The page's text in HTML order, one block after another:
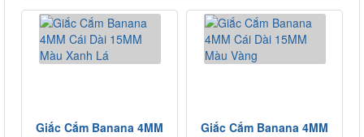
Giắc Cắm Banana 4MM
Giắc Cắm Banana 4MM